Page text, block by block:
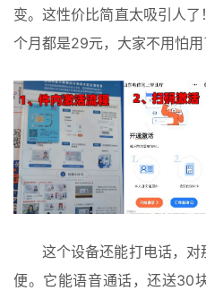
变。这性价比简直太吸引人
个月都是29元，大家不用怕用
这个设备还能打电话，
便。它能语音通话，还送30